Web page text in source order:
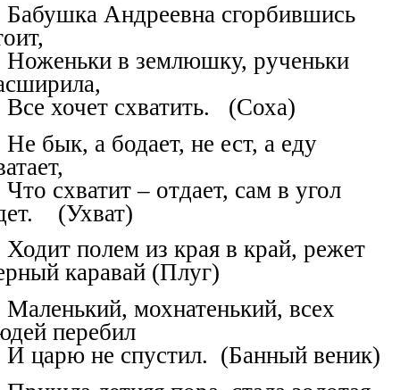
Бабушка Андреевна сгорбившись
Ноженьки в землюшку, рученьки
Все хочет схватить. (Соха)
Не бык, а бодает, не ест, а еду
Что схватит – отдает, сам в угол
(Ухват)
Ходит полем из края в край, режет
каравай (Плуг)
Маленький, мохнатенький, всех
перебил
И царю не спустил. (Банный веник)